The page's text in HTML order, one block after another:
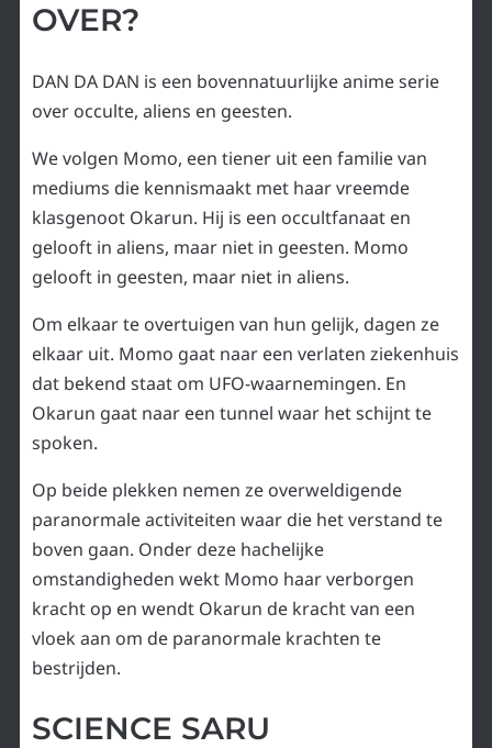
OVER?
DAN DA DAN is een bovennatuurlijke anime serie
over occulte, aliens en geesten.
We volgen Momo, een tiener uit een familie van
mediums die kennismaakt met haar vreemde
klasgenoot Okarun. Hij is een occultfanaat en
gelooft in aliens, maar niet in geesten. Momo
gelooft in geesten, maar niet in aliens.
Om elkaar te overtuigen van hun gelijk, dagen ze
elkaar uit. Momo gaat naar een verlaten ziekenhuis
dat bekend staat om UFO-waarnemingen. En
Okarun gaat naar een tunnel waar het schijnt te
spoken.
Op beide plekken nemen ze overweldigende
paranormale activiteiten waar die het verstand te
boven gaan. Onder deze hachelijke
omstandigheden wekt Momo haar verborgen
kracht op en wendt Okarun de kracht van een
vloek aan om de paranormale krachten te
bestrijden.
SCIENCE SARU